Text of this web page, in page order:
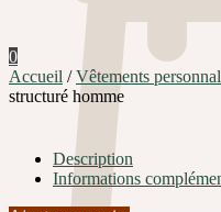
0
Accueil /Vêtements
structuré homme
Description
Informations